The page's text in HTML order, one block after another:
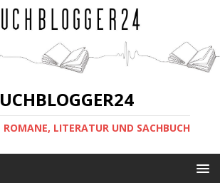
ROMANE, LITERATUR UND SACHBUCH